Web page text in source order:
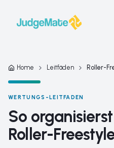
Home Leitfäden
WERTUNGS-LEITFADEN
So
Roller-